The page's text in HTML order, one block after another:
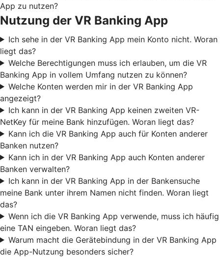
App zu nutzen?
Nutzung der VR Banking App
Ich sehe in der VR Banking App mein Konto nicht. Woran
liegt das?
Welche Berechtigungen muss ich erlauben, um die VR
Banking App in vollem Umfang nutzen zu können?
Welche Konten werden mir in der VR Banking App
angezeigt?
Ich kann in der VR Banking App keinen zweiten VR-
NetKey für meine Bank hinzufügen. Woran liegt das?
Kann ich die VR Banking App auch für Konten anderer
Banken nutzen?
Kann ich in der VR Banking App auch Konten anderer
Banken verwalten?
Ich kann in der VR Banking App in der Bankensuche
meine Bank unter ihrem Namen nicht finden. Woran liegt
das?
Wenn ich die VR Banking App verwende, muss ich häufig
eine TAN eingeben. Woran liegt das?
Warum macht die Gerätebindung in der VR Banking App
die App-Nutzung besonders sicher?